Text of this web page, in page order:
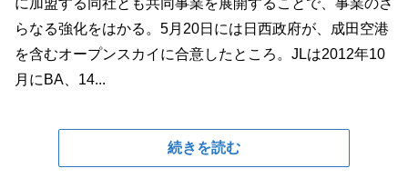
に加盟する同社とも共同事業を展開することで、事業のさ
らなる強化をはかる。5月20日には日西政府が、成田空港
を含むオープンスカイに合意したところ。JLは2012年10
月にBA、14...
続きを読む